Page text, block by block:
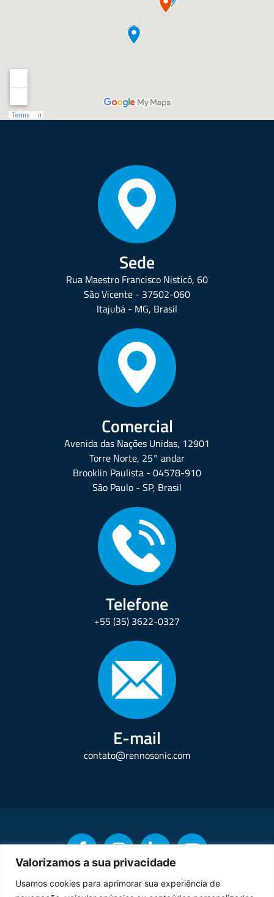
Valorizamos a sua privacidade
Usamos cookies para aprimorar sua experiência de
Sede
Rua Maestro Francisco Nisticó, 60
São Vicente - 37502-060
Itajubá - MG, Brasil
Comercial
Avenida das Nações Unidas, 12901
Torre Norte, 25° andar
Brooklin Paulista - 04578-910
São Paulo - SP, Brasil
Telefone
+55 (35) 3622-0327
E-mail
contato@rennosonic.com